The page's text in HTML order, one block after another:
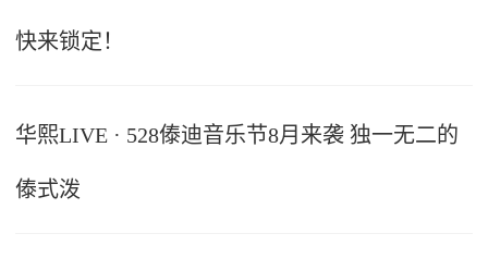
快来锁定！
华熙LIVE · 528傣迪音乐节8月来袭 独一无二的
傣式泼